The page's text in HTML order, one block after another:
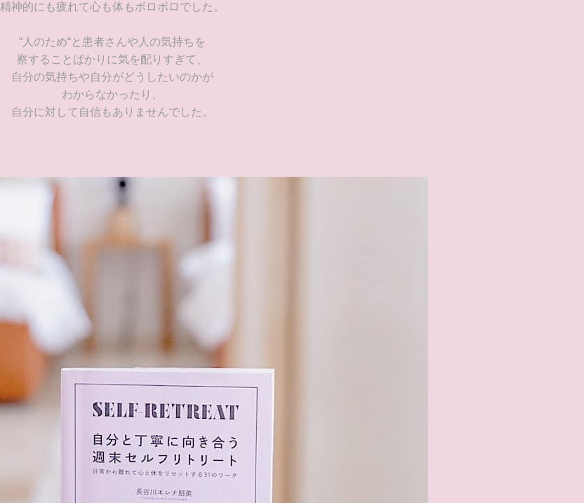
精神的にも疲れて心も体もボロボロでした。
“人のため“と患者さんや人の気持ちを
察することばかりに気を配りすぎて、
自分の気持ちや自分がどうしたいのかが
わからなかったり、
自分に対して自信もありませんでした。